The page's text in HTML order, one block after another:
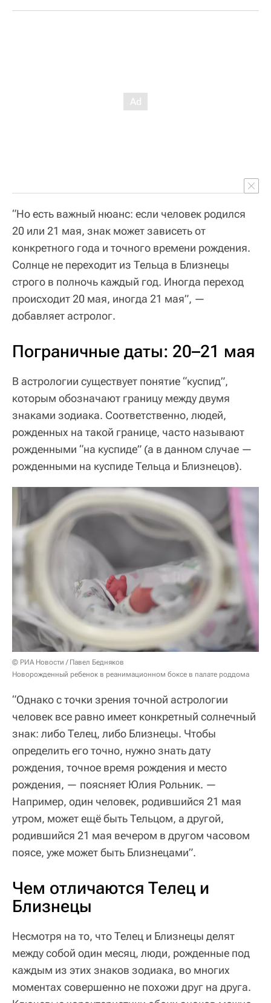
“Но есть важный нюанс: если человек родился
20 или 21 мая, знак может зависеть от
конкретного года и точного времени рождения.
Солнце не переходит из Тельца в Близнецы
строго в полночь каждый год. Иногда переход
происходит 20 мая, иногда 21 мая”, —
добавляет астролог.
Пограничные даты: 20–21 мая
В астрологии существует понятие “куспид”,
которым обозначают границу между двумя
знаками зодиака. Соответственно, людей,
рожденных на такой границе, часто называют
рожденными “на куспиде” (а в данном случае —
рожденными на куспиде Тельца и Близнецов).
© РИА Новости / Павел Бедняков
Новорожденный ребенок в реанимационном боксе в палате роддома
“Однако с точки зрения точной астрологии
человек все равно имеет конкретный солнечный
знак: либо Телец, либо Близнецы. Чтобы
определить его точно, нужно знать дату
рождения, точное время рождения и место
рождения, — поясняет Юлия Рольник. —
Например, один человек, родившийся 21 мая
утром, может ещё быть Тельцом, а другой,
родившийся 21 мая вечером в другом часовом
поясе, уже может быть Близнецами”.
Чем отличаются Телец и
Близнецы
Несмотря на то, что Телец и Близнецы делят
между собой один месяц, люди, рожденные под
каждым из этих знаков зодиака, во многих
моментах совершенно не похожи друг на друга.